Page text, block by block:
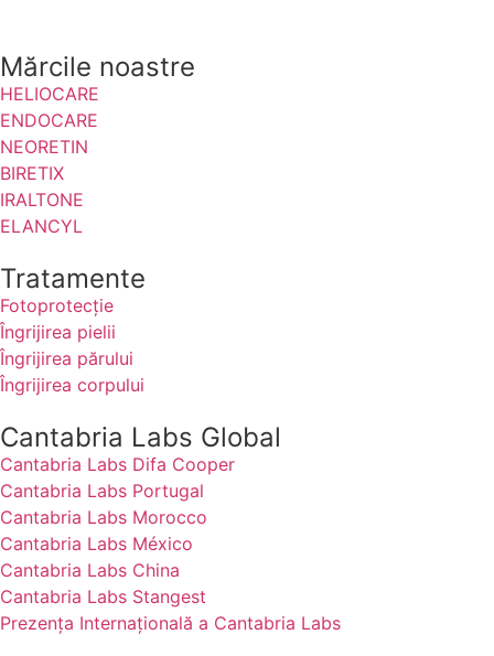
Mărcile noastre
HELIOCARE
ENDOCARE
NEORETIN
BIRETIX
IRALTONE
ELANCYL
Tratamente
Fotoprotecție
Îngrijirea pielii
Îngrijirea părului
Îngrijirea corpului
Cantabria Labs Global
Cantabria Labs Difa Cooper
Cantabria Labs Portugal
Cantabria Labs Morocco
Cantabria Labs México
Cantabria Labs China
Cantabria Labs Stangest
Prezența Internațională a Cantabria Labs